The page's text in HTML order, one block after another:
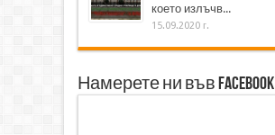
което излъчв...
15.09.2020 г.
Намерете ни във Facebook